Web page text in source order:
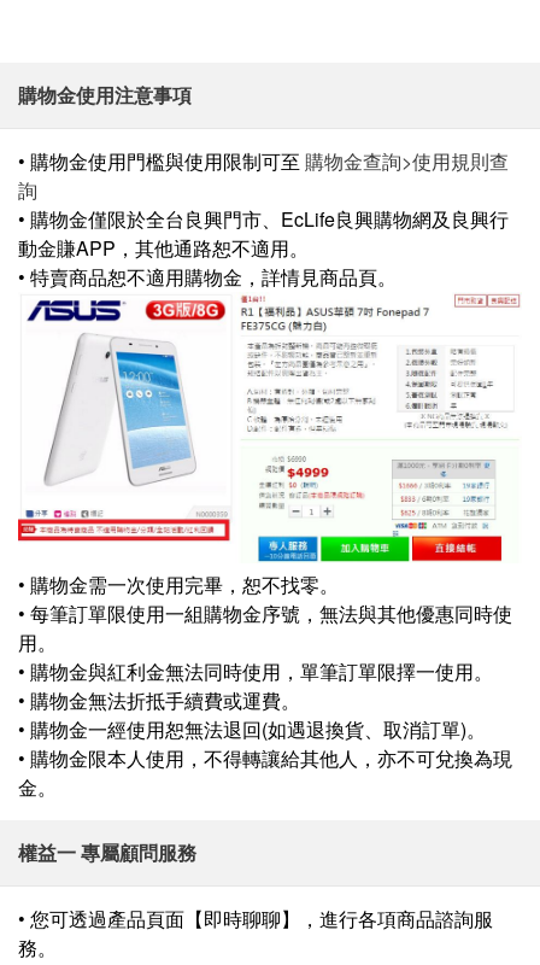
購物金使用注意事項
• 購物金使用門檻與使用限制可至 購物金查詢>使用規則查
詢
• 購物金僅限於全台良興門市、EcLife良興購物網及良興行
動金賺APP，其他通路恕不適用。
• 特賣商品恕不適用購物金，詳情見商品頁。
• 購物金需一次使用完畢，恕不找零。
• 每筆訂單限使用一組購物金序號，無法與其他優惠同時使
用。
• 購物金與紅利金無法同時使用，單筆訂單限擇一使用。
• 購物金無法折抵手續費或運費。
• 購物金一經使用恕無法退回(如遇退換貨、取消訂單)。
• 購物金限本人使用，不得轉讓給其他人，亦不可兌換為現
金。
權益一 專屬顧問服務
• 您可透過產品頁面【即時聊聊】，進行各項商品諮詢服
務。